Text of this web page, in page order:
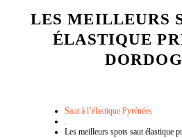
LES MEILLEURS
ÉLASTIQUE
Saut à l’élastique Pyrénées
.
Les meilleurs spots saut élastique